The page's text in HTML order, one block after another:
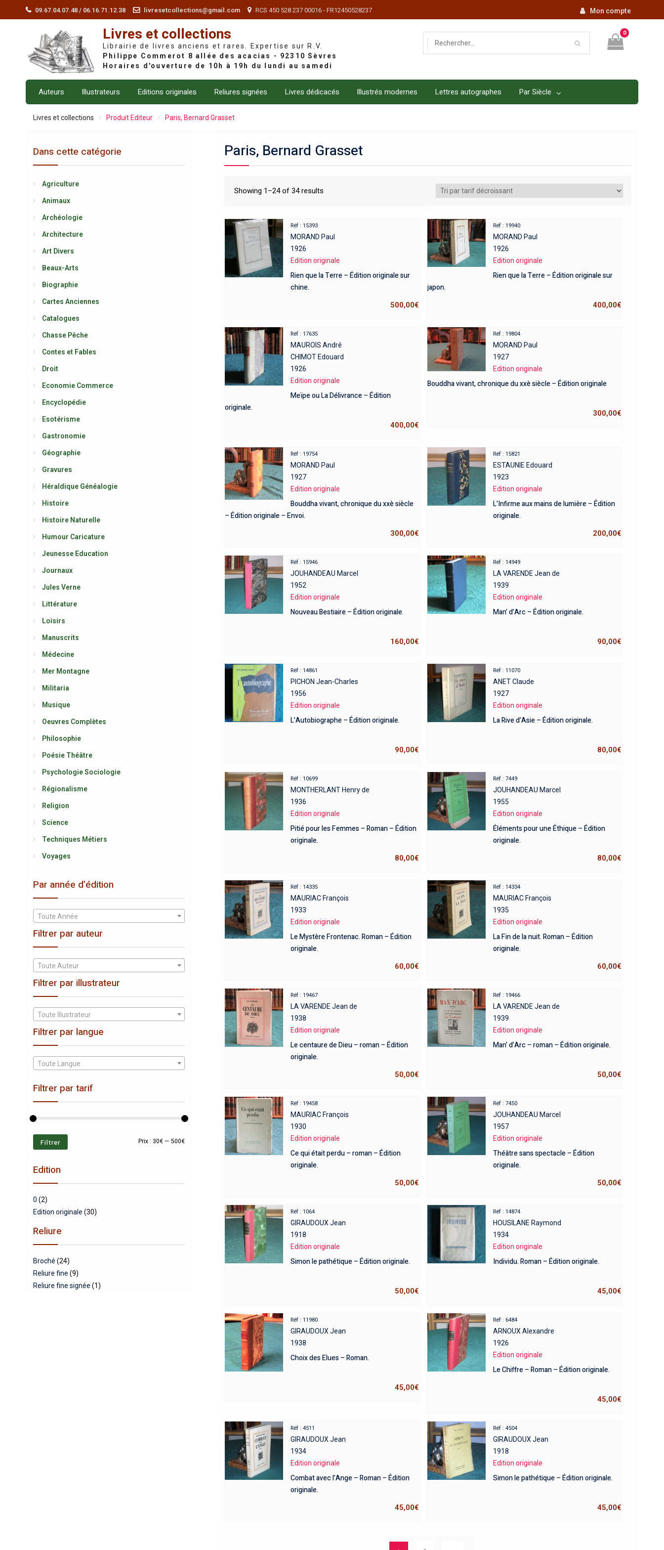
09.67.04.07.48 / 06.16.71.12.38 livresetcollections@gmail.com RCS 450 528 237 00016 - FR12450528237 Mon compte
Livres et collections
Librairie de livres anciens et rares. Expertise sur R.V.
0
Auteurs Illustrateurs Editions originales Reliures signées Livres dédicacés Illustrés modernes Lettres autographes Par Siècle
Livres et collections Produit Editeur Paris, Bernard Grasset
Paris, Bernard Grasset
Showing 1–24 of 34 results
Réf : 15393
MORAND Paul
1926
Edition originale
Rien que la Terre – Édition originale sur
chine.
500,00€
Réf : 19940
MORAND Paul
1926
Edition originale
Rien que la Terre – Édition originale sur
japon.
400,00€
Réf : 17635
MAUROIS André
CHIMOT Edouard
1926
Edition originale
Meïpe ou La Délivrance – Édition
originale.
400,00€
Réf : 19804
MORAND Paul
1927
Edition originale
Bouddha vivant, chronique du xxè siècle – Édition originale
300,00€
Réf : 19754
MORAND Paul
1927
Edition originale
Bouddha vivant, chronique du xxè siècle
– Édition originale – Envoi.
300,00€
Réf : 15821
ESTAUNIE Edouard
1923
Edition originale
L’Infirme aux mains de lumière – Édition
originale.
200,00€
Réf : 15946
JOUHANDEAU Marcel
1952
Edition originale
Nouveau Bestiaire – Édition originale.
160,00€
Réf : 14949
LA VARENDE Jean de
1939
Edition originale
Man’ d’Arc – Édition originale.
90,00€
Réf : 14861
PICHON Jean-Charles
1956
Edition originale
L’Autobiographe – Édition originale.
90,00€
Réf : 11070
ANET Claude
1927
Edition originale
La Rive d’Asie – Édition originale.
80,00€
Réf : 10699
MONTHERLANT Henry de
1936
Edition originale
Pitié pour les Femmes – Roman – Édition
originale.
80,00€
Réf : 7449
JOUHANDEAU Marcel
1955
Edition originale
Éléments pour une Éthique – Édition
originale.
80,00€
Réf : 14335
MAURIAC François
1933
Edition originale
Le Mystère Frontenac. Roman – Édition
originale.
60,00€
Réf : 14334
MAURIAC François
1935
Edition originale
La Fin de la nuit. Roman – Édition
originale.
60,00€
Réf : 19467
LA VARENDE Jean de
1938
Edition originale
Le centaure de Dieu – roman – Édition
originale.
50,00€
Réf : 19466
LA VARENDE Jean de
1939
Edition originale
Man’ d’Arc – roman – Édition originale.
50,00€
Réf : 19458
MAURIAC François
1930
Edition originale
Ce qui était perdu – roman – Édition
originale.
50,00€
Réf : 7450
JOUHANDEAU Marcel
1957
Edition originale
Théâtre sans spectacle – Édition
originale.
50,00€
Réf : 1064
GIRAUDOUX Jean
1918
Edition originale
Simon le pathétique – Édition originale.
50,00€
Réf : 14874
HOUSILANE Raymond
1934
Edition originale
Individu. Roman – Édition originale.
45,00€
Réf : 11980
GIRAUDOUX Jean
1938
Choix des Elues – Roman.
45,00€
Réf : 6484
ARNOUX Alexandre
1926
Edition originale
Le Chiffre – Roman – Édition originale.
45,00€
Réf : 4511
GIRAUDOUX Jean
1934
Edition originale
Combat avec l’Ange – Roman – Édition
originale.
45,00€
Réf : 4504
GIRAUDOUX Jean
1918
Edition originale
Simon le pathétique – Édition originale.
45,00€
Dans cette catégorie
Agriculture
Animaux
Archéologie
Architecture
Art Divers
Beaux-Arts
Biographie
Cartes Anciennes
Catalogues
Chasse Pêche
Contes et Fables
Droit
Economie Commerce
Encyclopédie
Esotérisme
Gastronomie
Géographie
Gravures
Héraldique Généalogie
Histoire
Histoire Naturelle
Humour Caricature
Jeunesse Education
Journaux
Jules Verne
Littérature
Loisirs
Manuscrits
Médecine
Mer Montagne
Militaria
Musique
Oeuvres Complètes
Philosophie
Poésie Théâtre
Psychologie Sociologie
Régionalisme
Religion
Science
Techniques Métiers
Voyages
Par année d’édition
Toute Année
Filtrer par auteur
Toute Auteur
Filtrer par illustrateur
Toute Illustrateur
Filtrer par langue
Toute Langue
Filtrer par tarif
Prix
Prix
Filtrer Prix : 30€ — 500€
Edition
0 (2)
Edition originale (30)
Reliure
Broché (24)
Reliure fine (9)
Reliure fine signée (1)